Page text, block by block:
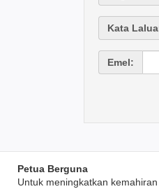
Kata
Emel:
Petua Berguna
Untuk meningkatkan